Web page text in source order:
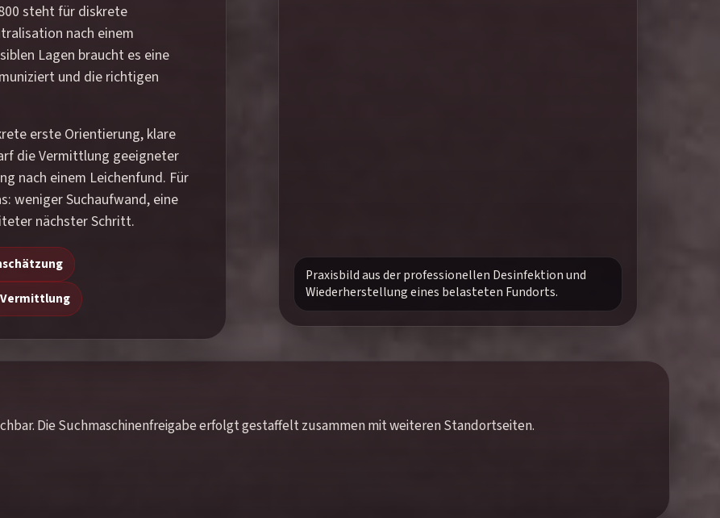
steht für diskrete
nach einem
Lagen braucht es eine
und die richtigen
erste Orientierung, klare
die Vermittlung geeigneter
nach einem Leichenfund. Für
weniger Suchaufwand, eine
nächster Schritt.
Praxisbild aus der professionellen Desinfektion und
Wiederherstellung eines belasteten Fundorts.
Die Suchmaschinenfreigabe erfolgt gestaffelt zusammen mit weiteren Standortseiten.